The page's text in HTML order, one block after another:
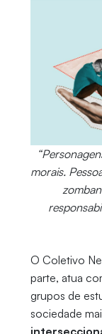
morais.
O Coletivo
parte, atua
grupos de
sociedade